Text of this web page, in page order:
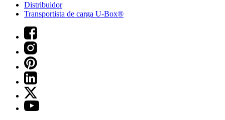
Distribuidor
Transportista de carga U-Box®